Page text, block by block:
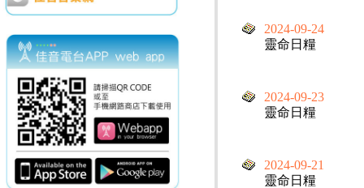
2024-09-24
靈命日糧
2024-09-23
靈命日糧
2024-09-21
靈命日糧